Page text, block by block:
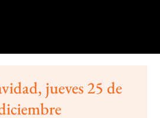
jueves 25 de